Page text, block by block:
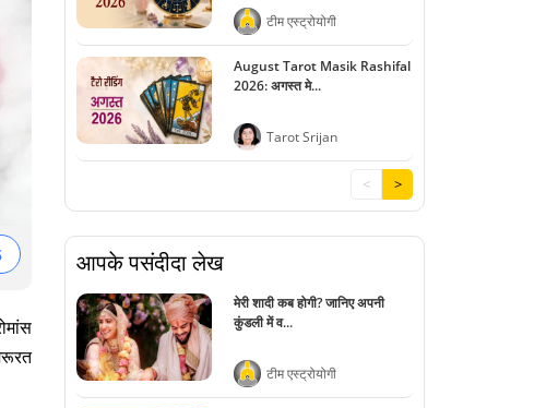
टीम एस्ट्रोयोगी
August Tarot Masik Rashifal
2026: अगस्त मे...
Tarot Srijan
< >
आपके पसंदीदा लेख
मेरी शादी कब होगी? जानिए अपनी
कुंडली में व...
टीम एस्ट्रोयोगी